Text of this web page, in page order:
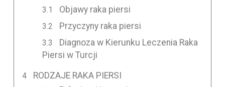
Objawy raka piersi
Przyczyny raka piersi
Diagnoza w Kierunku Leczenia Raka
Piersi w Turcji
RODZAJE RAKA PIERSI